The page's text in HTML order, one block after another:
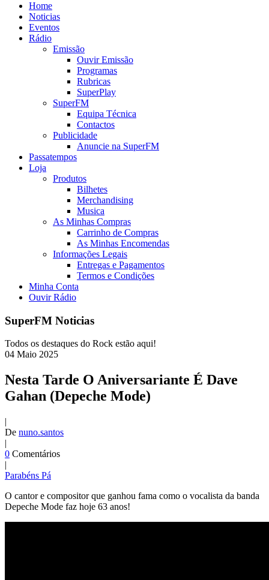
Home
Noticias
Eventos
Rádio
Emissão
Ouvir Emissão
Programas
Rubricas
SuperPlay
SuperFM
Equipa Técnica
Contactos
Publicidade
Anuncie na SuperFM
Passatempos
Loja
Produtos
Bilhetes
Merchandising
Musica
As Minhas Compras
Carrinho de Compras
As Minhas Encomendas
Informações Legais
Entregas e Pagamentos
Termos e Condições
Minha Conta
Ouvir Rádio
SuperFM Noticias
Todos os destaques do Rock estão aqui!
04 Maio 2025
Nesta Tarde O Aniversariante É Dave
Gahan (Depeche Mode)
|
De nuno.santos
|
0 Comentários
|
Parabéns Pá
O cantor e compositor que ganhou fama como o vocalista da banda
Depeche Mode faz hoje 63 anos!